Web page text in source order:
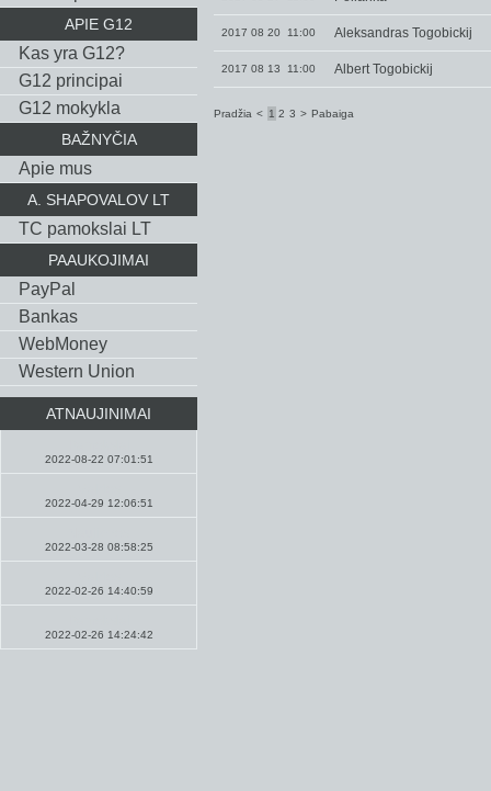
APIE G12
Kas yra G12?
G12 principai
G12 mokykla
BAŽNYČIA
Apie mus
A. SHAPOVALOV LT
TC pamokslai LT
PAAUKOJIMAI
PayPal
Bankas
WebMoney
Western Union
ATNAUJINIMAI
2022-08-22 07:01:51
2022-04-29 12:06:51
2022-03-28 08:58:25
2022-02-26 14:40:59
2022-02-26 14:24:42
2017 08 20 11:00 Aleksandras Togobickij
2017 08 13 11:00 Albert Togobickij
Pradžia < 1 2 3 > Pabaiga